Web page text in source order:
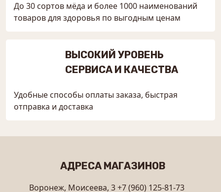
До 30 сортов мёда и более 1000 наименований
товаров для здоровья по выгодным ценам
ВЫСОКИЙ УРОВЕНЬ
СЕРВИСА И КАЧЕСТВА
Удобные способы оплаты заказа, быстрая
отправка и доставка
АДРЕСА МАГАЗИНОВ
Воронеж, Моисеева, 3+7 (960) 125-81-73